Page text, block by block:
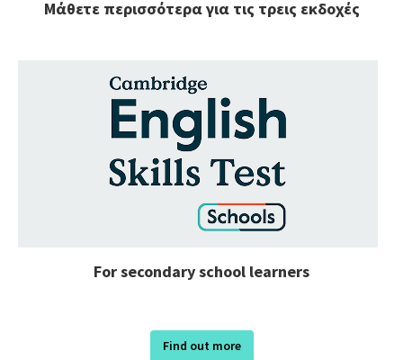
Μάθετε περισσότερα για τις τρεις εκδοχές
For secondary school learners
Find out more